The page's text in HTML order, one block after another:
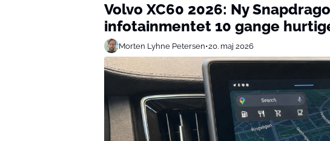
Volvo XC60 2026: Ny
infotainmentet 10 gange
Morten Lyhne Petersen•20. maj 2026